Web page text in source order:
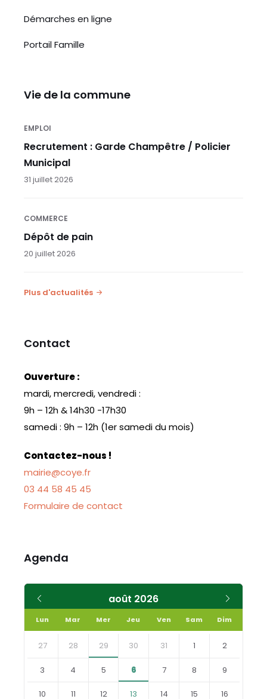
Démarches en ligne
Portail Famille
Vie de la commune
EMPLOI
Recrutement : Garde Champêtre / Policier
Municipal
31 juillet 2026
COMMERCE
Dépôt de pain
20 juillet 2026
Plus d'actualités
Contact
Ouverture :
mardi, mercredi, vendredi :
9h – 12h & 14h30 -17h30
samedi : 9h – 12h (1er samedi du mois)
Contactez-nous !
mairie@coye.fr
03 44 58 45 45
Formulaire de contact
Agenda
août 2026
précédent
Lun Mar Mer Jeu Ven Sam Dim
Skip
calendar
27 28 29 30 31 1 2
3 4 5 6 7 8 9
10 11 12 13 14 15 16